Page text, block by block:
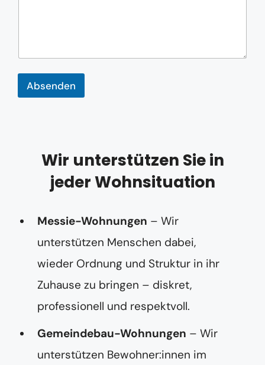
Absenden
Wir unterstützen Sie in
jeder Wohnsituation
Messie-Wohnungen – Wir
unterstützen Menschen dabei,
wieder Ordnung und Struktur in ihr
Zuhause zu bringen – diskret,
professionell und respektvoll.
Gemeindebau-Wohnungen – Wir
unterstützen Bewohner:innen im